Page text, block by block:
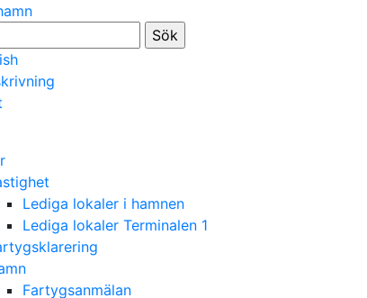
Lediga lokaler i hamnen
Lediga lokaler Terminalen 1
Fartygsanmälan